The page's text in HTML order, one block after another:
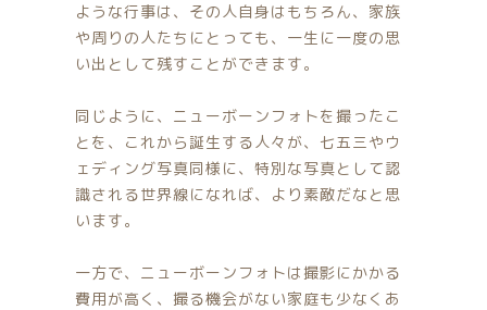
ような行事は、その人自身はもちろん、家族
や周りの人たちにとっても、一生に一度の思
い出として残すことができます。
同じように、ニューボーンフォトを撮ったこ
とを、これから誕生する人々が、七五三やウ
ェディング写真同様に、特別な写真として認
識される世界線になれば、より素敵だなと思
います。
一方で、ニューボーンフォトは撮影にかかる
費用が高く、撮る機会がない家庭も少なくあ